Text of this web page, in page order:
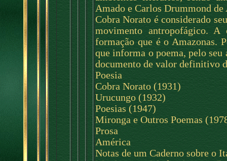
Amado e Carlos Drummond de
Cobra Norato é considerado
movimento antropofágico.
formação que é o Amazonas.
que informa o poema, pelo seu
documento de valor definitivo
Poesia
Cobra Norato (1931)
Urucungo (1932)
Poesias (1947)
Mironga e Outros Poemas
Prosa
América
Notas de um Caderno sobre o